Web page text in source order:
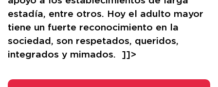
estadía, entre otros. Hoy el adulto mayor
tiene un fuerte reconocimiento en la
sociedad, son respetados, queridos,
integrados y mimados. ]]>